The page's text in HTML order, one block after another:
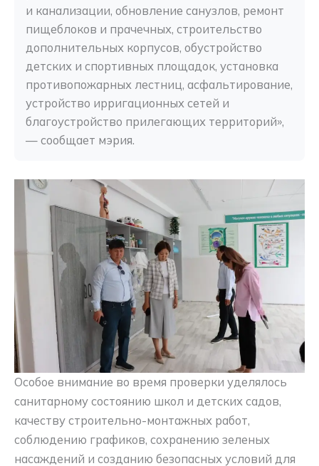
и канализации, обновление санузлов, ремонт
пищеблоков и прачечных, строительство
дополнительных корпусов, обустройство
детских и спортивных площадок, установка
противопожарных лестниц, асфальтирование,
устройство ирригационных сетей и
благоустройство прилегающих территорий»,
— сообщает мэрия.
Особое внимание во время проверки уделялось
санитарному состоянию школ и детских садов,
качеству строительно-монтажных работ,
соблюдению графиков, сохранению зеленых
насаждений и созданию безопасных условий для